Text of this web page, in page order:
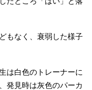
もなく、衰弱した様子
は白色のトレーナーに
発見時は灰色のパーカ